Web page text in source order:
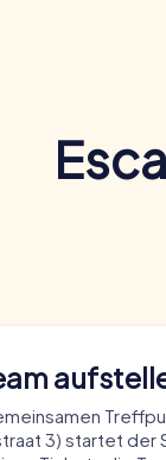
3) startet der